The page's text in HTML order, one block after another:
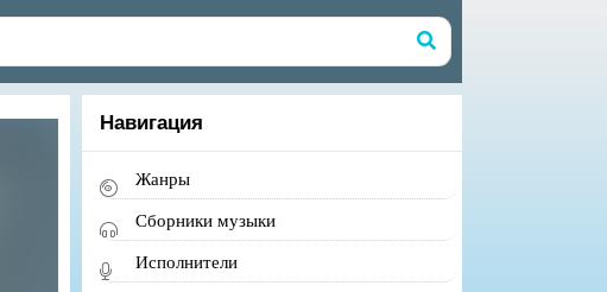
Навигация
Жанры
Сборники музыки
Исполнители